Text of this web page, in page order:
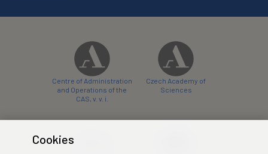
Centre of Administration
and Operations of the
CAS, v. v. i.
Czech Academy of
Sciences
Cookies